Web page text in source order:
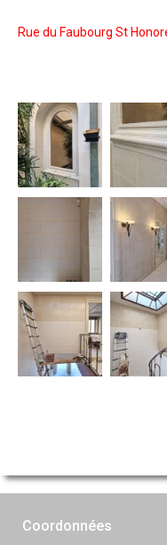
Rue du Faubourg St
Coordonnées